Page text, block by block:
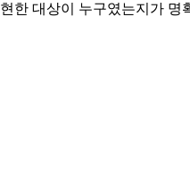
한 대상이 누구였는지가 명